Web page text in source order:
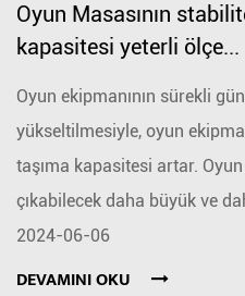
Oyun Masasının
kapasitesi yeterli ölçe...
Oyun ekipmanının sürekli
yükseltilmesiyle, oyun
taşıma kapasitesi artar.
çıkabilecek daha büyük ve
2024-06-06
DEVAMINI OKU